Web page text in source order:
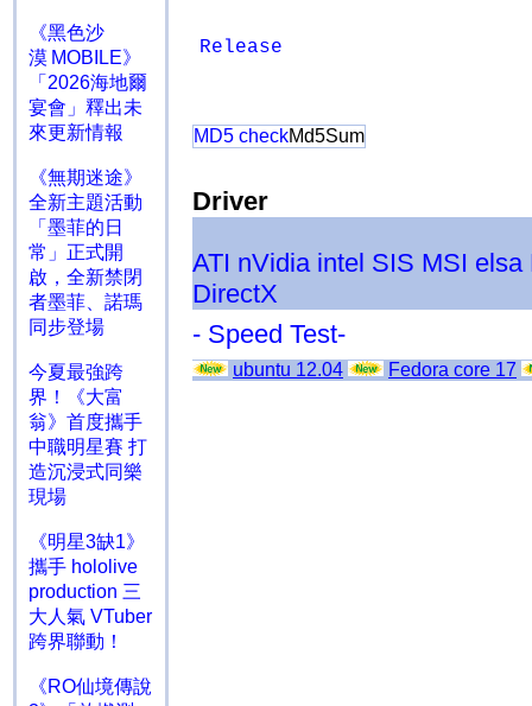
《黑色沙
漠 MOBILE》
「2026海地爾
宴會」釋出未
來更新情報
《無期迷途》
全新主題活動
「墨菲的日
常」正式開
啟，全新禁閉
者墨菲、諾瑪
同步登場
今夏最強跨
界！《大富
翁》首度攜手
中職明星賽 打
造沉浸式同樂
現場
《明星3缺1》
攜手 hololive
production 三
大人氣 VTuber
跨界聯動！
《RO仙境傳說
Release
MD5 checkMd5Sum
Driver
ATI nVidia intel SIS MSI elsa
DirectX
- Speed Test-
ubuntu 12.04 Fedora core 17